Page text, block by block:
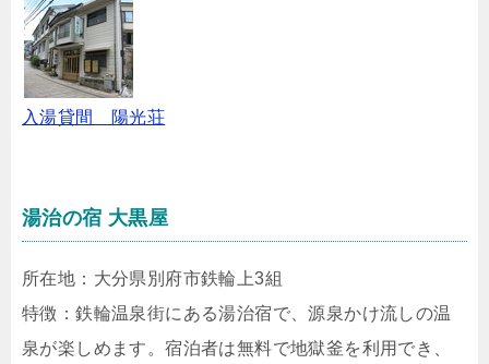
入湯貸間 陽光荘
湯治の宿 大黒屋
所在地：大分県別府市鉄輪上3組
特徴：鉄輪温泉街にある湯治宿で、源泉かけ流しの温
泉が楽しめます。宿泊者は無料で地獄釜を利用でき、